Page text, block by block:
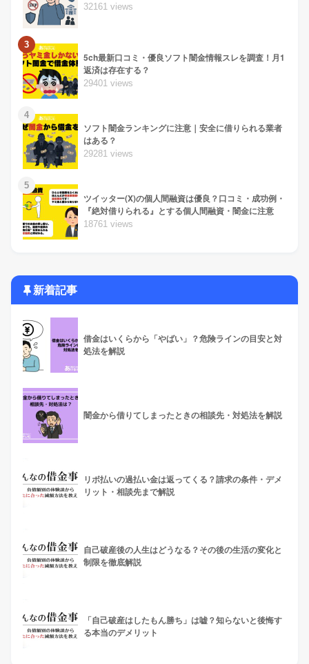
32161 views
3
5ch最新口コミ・優良ソフト闇金情報スレを調査！月1
返済は存在する？
29401 views
4
ソフト闇金ランキングに注意｜安全に借りられる業者
はある？
29281 views
5
ツイッター(X)の個人間融資は優良？口コミ・成功例・
『絶対借りられる』とする個人間融資・闇金に注意
18761 views
新着記事
借金はいくらから「やばい」？危険ラインの目安と対
処法を解説
闇金から借りてしまったときの相談先・対処法を解説
リボ払いの過払い金は返ってくる？請求の条件・デメ
リット・相談先まで解説
自己破産後の人生はどうなる？その後の生活の変化と
制限を徹底解説
「自己破産はしたもん勝ち」は嘘？知らないと後悔す
る本当のデメリット